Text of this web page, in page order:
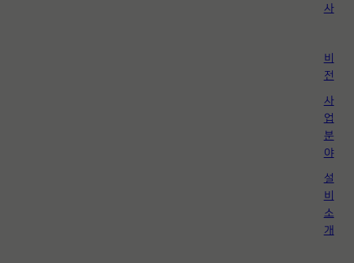
사
비
전
사
업
분
야
설
비
소
개